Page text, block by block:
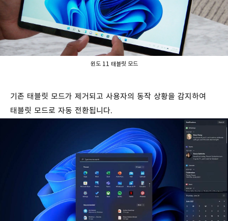
윈도 11 태블릿 모드
기존 태블릿 모드가 제거되고 사용자의 동작 상황을 감지하여
태블릿 모드로 자동 전환됩니다.